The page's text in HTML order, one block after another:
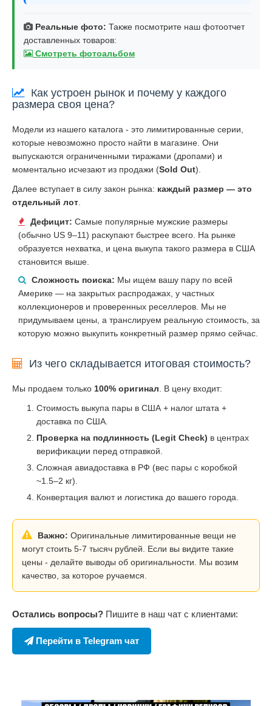
Реальные фото: Также посмотрите наш фотоотчет
доставленных товаров:
Смотреть фотоальбом
Как устроен рынок и почему у каждого
размера своя цена?
Модели из нашего каталога - это лимитированные серии,
которые невозможно просто найти в магазине. Они
выпускаются ограниченными тиражами (дропами) и
моментально исчезают из продажи (Sold Out).
Далее вступает в силу закон рынка: каждый размер — это
отдельный лот
Дефицит: Самые популярные мужские размеры
(обычно US 9–11) раскупают быстрее всего. На рынке
образуется нехватка, и цена выкупа такого размера в США
становится выше.
Сложность поиска: Мы ищем вашу пару по всей
Америке — на закрытых распродажах, у частных
коллекционеров и проверенных реселлеров. Мы не
придумываем цены, а транслируем реальную стоимость, за
которую можно выкупить конкретный размер прямо сейчас.
Из чего складывается итоговая стоимость?
Мы продаем только 100% оригинал . В цену входит:
Стоимость выкупа пары в США + налог штата +
доставка по США.
Проверка на подлинность (Legit Check) в центрах
верификации перед отправкой.
Сложная авиадоставка в РФ (вес пары с коробкой
~1.5–2 кг).
Конвертация валют и логистика до вашего города.
Важно: Оригинальные лимитированные вещи не
могут стоить 5-7 тысяч рублей. Если вы видите такие
цены - делайте выводы об оригинальности. Мы возим
качество, за которое ручаемся.
Остались вопросы? Пишите в наш чат с клиентами:
Перейти в Telegram чат